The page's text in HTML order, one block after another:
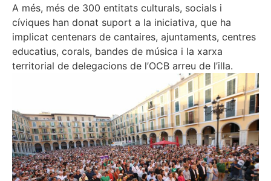
A més, més de 300 entitats culturals, socials i
cíviques han donat suport a la iniciativa, que ha
implicat centenars de cantaires, ajuntaments, centres
educatius, corals, bandes de música i la xarxa
territorial de delegacions de l’OCB arreu de l’illa.